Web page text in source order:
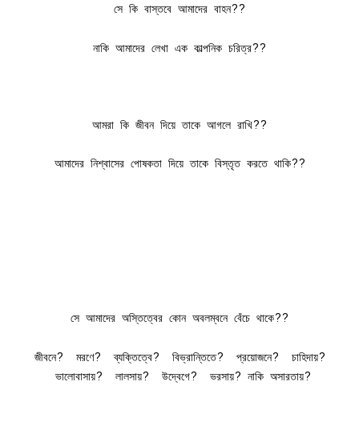
সে কি বাস্তবে আমাদের বাহন??
নাকি আমাদের লেখা এক কাল্পনিক চরিত্র??
আমরা কি জীবন দিয়ে তাকে আগলে রাখি??
আমাদের নিশ্বাসের পোষকতা দিয়ে তাকে বিস্তৃত করতে থাকি??
সে আমাদের অস্তিত্বের কোন অবলম্বনে বেঁচে থাকে??
জীবনে? মরণে? ব্যক্তিত্বে? বিভ্রান্তিতে? প্রয়োজনে? চাহিদায়?
ভালোবাসায়? লালসায়? উদ্বেগে? ভরসায়? নাকি অসারতায়?